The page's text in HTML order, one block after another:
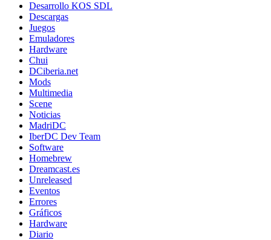
Desarrollo KOS SDL
Descargas
Juegos
Emuladores
Hardware
Chui
DCiberia.net
Mods
Multimedia
Scene
Noticias
MadriDC
IberDC Dev Team
Software
Homebrew
Dreamcast.es
Unreleased
Eventos
Errores
Gráficos
Hardware
Diario